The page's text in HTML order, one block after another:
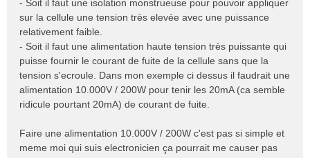
- Soit il faut une isolation monstrueuse pour pouvoir appliquer
sur la cellule une tension très elevée avec une puissance
relativement faible.
- Soit il faut une alimentation haute tension très puissante qui
puisse fournir le courant de fuite de la cellule sans que la
tension s'ecroule. Dans mon exemple ci dessus il faudrait une
alimentation 10.000V / 200W pour tenir les 20mA (ca semble
ridicule pourtant 20mA) de courant de fuite.
Faire une alimentation 10.000V / 200W c'est pas si simple et
meme moi qui suis electronicien ça pourrait me causer pas